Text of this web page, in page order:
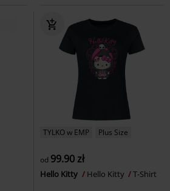
TYLKO w EMP Plus Size
od 99.90 zł
Hello Kitty Hello Kitty T-Shirt